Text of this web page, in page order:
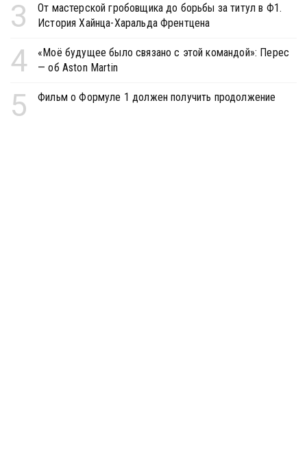
3
От мастерской гробовщика до борьбы за титул в Ф1.
История Хайнца-Харальда Френтцена
4
«Моё будущее было связано с этой командой»: Перес
— об Aston Martin
5 Фильм о Формуле 1 должен получить продолжение